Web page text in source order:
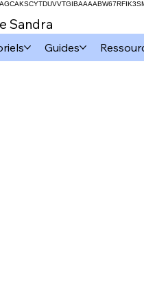
Sandra
Guides